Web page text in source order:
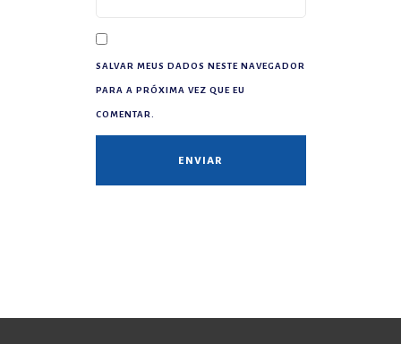
SALVAR MEUS DADOS NESTE NAVEGADOR
PARA A PRÓXIMA VEZ QUE EU
COMENTAR.